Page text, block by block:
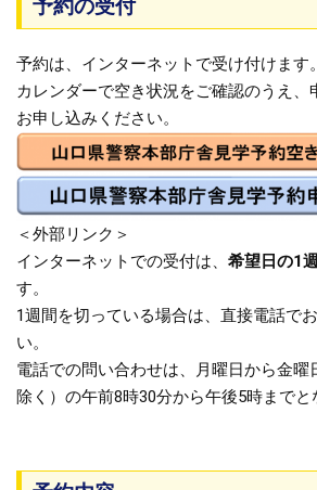
予約の受付
予約は、インターネットで受け付けます。
カレンダーで空き状況をご確認のうえ、
お申し込みください。
＜外部リンク＞
インターネットでの受付は、 希望日の1
す。
1週間を切っている場合は、直接電話で
い。
電話での問い合わせは、月曜日から金曜
除く）の午前8時30分から午後5時までと